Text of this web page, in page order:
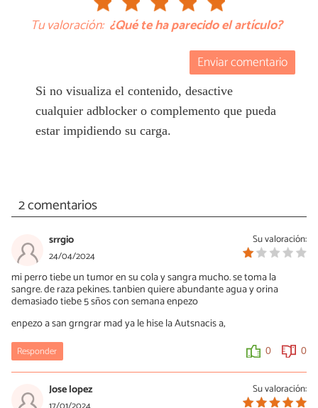
Tu valoración: ¿Qué te ha parecido el artículo?
Enviar comentario
Si no visualiza el contenido, desactive
cualquier adblocker o complemento que pueda
estar impidiendo su carga.
2 comentarios
Su valoración:
srrgio
24/04/2024
mi perro tiebe un tumor en su cola y sangra mucho. se toma la
sangre. de raza pekines. tanbien quiere abundante agua y orina
demasiado tiebe 5 sños con semana enpezo
enpezo a san grngrar mad ya le hise la Autsnacis a,
Responder 0 0
Su valoración:
Jose lopez